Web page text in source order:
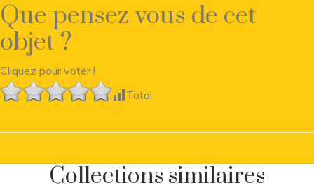
Que pensez vous de cet
objet ?
Cliquez pour voter !
Total
Collections similaires